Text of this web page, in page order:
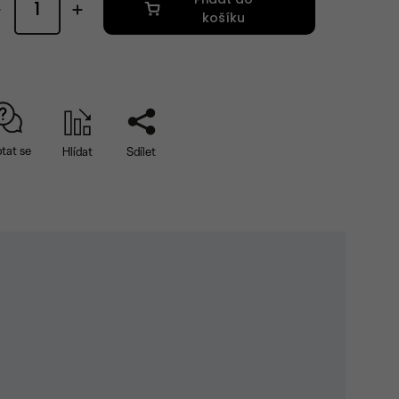
košíku
se Hlídat Sdílet